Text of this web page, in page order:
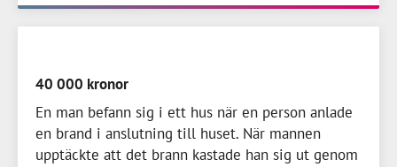
40 000 kronor
En man befann sig i ett hus när en person anlade
en brand i anslutning till huset. När mannen
upptäckte att det brann kastade han sig ut genom